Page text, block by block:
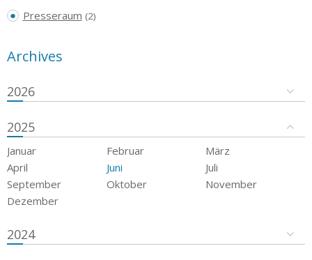
Presseraum (2)
Archives
2026
2025
Januar Februar
März
April
Juni
Juli
September
Oktober
November
Dezember
2024